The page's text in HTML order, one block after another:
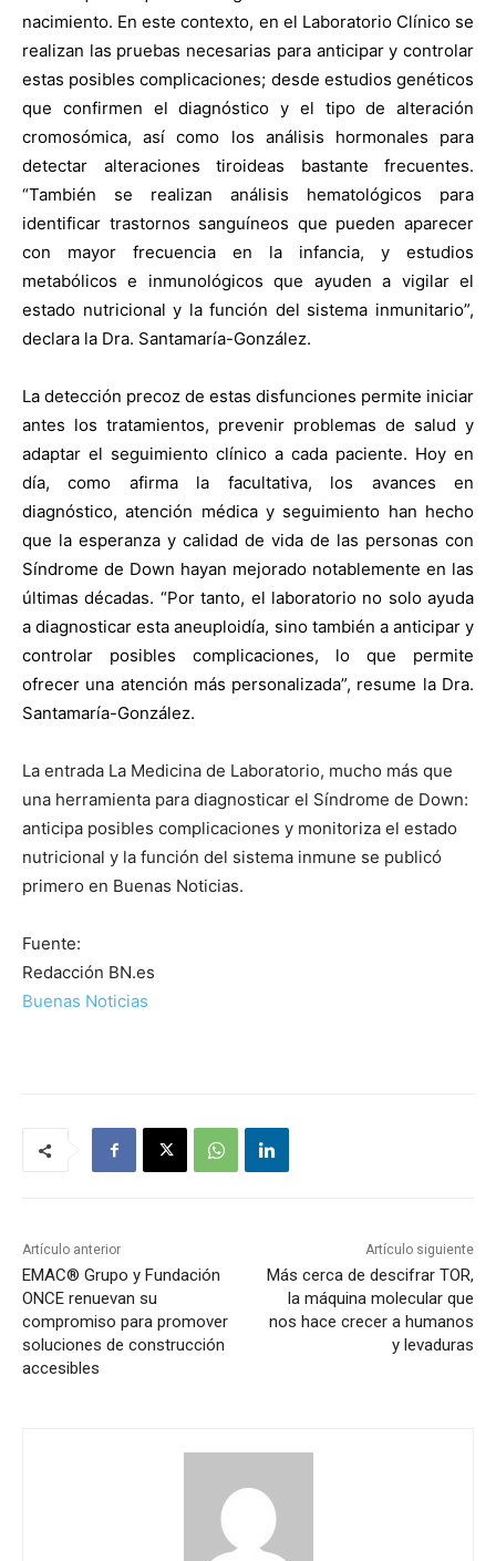
nacimiento. En este contexto, en el Laboratorio Clínico se
realizan las pruebas necesarias para anticipar y controlar
estas posibles complicaciones; desde estudios genéticos
que confirmen el diagnóstico y el tipo de alteración
cromosómica, así como los análisis hormonales para
detectar alteraciones tiroideas bastante frecuentes.
“También se realizan análisis hematológicos para
identificar trastornos sanguíneos que pueden aparecer
con mayor frecuencia en la infancia, y estudios
metabólicos e inmunológicos que ayuden a vigilar el
estado nutricional y la función del sistema inmunitario”,
declara la Dra. Santamaría-González.
La detección precoz de estas disfunciones permite iniciar
antes los tratamientos, prevenir problemas de salud y
adaptar el seguimiento clínico a cada paciente. Hoy en
día, como afirma la facultativa, los avances en
diagnóstico, atención médica y seguimiento han hecho
que la esperanza y calidad de vida de las personas con
Síndrome de Down hayan mejorado notablemente en las
últimas décadas. “Por tanto, el laboratorio no solo ayuda
a diagnosticar esta aneuploidía, sino también a anticipar y
controlar posibles complicaciones, lo que permite
ofrecer una atención más personalizada”, resume la Dra.
Santamaría-González.
La entrada La Medicina de Laboratorio, mucho más que
una herramienta para diagnosticar el Síndrome de Down:
anticipa posibles complicaciones y monitoriza el estado
nutricional y la función del sistema inmune se publicó
primero en Buenas Noticias.
Fuente:
Redacción BN.es
Buenas Noticias
Artículo anterior
EMAC® Grupo y Fundación
ONCE renuevan su
compromiso para promover
soluciones de construcción
accesibles
Artículo siguiente
Más cerca de descifrar TOR,
la máquina molecular que
nos hace crecer a humanos
y levaduras